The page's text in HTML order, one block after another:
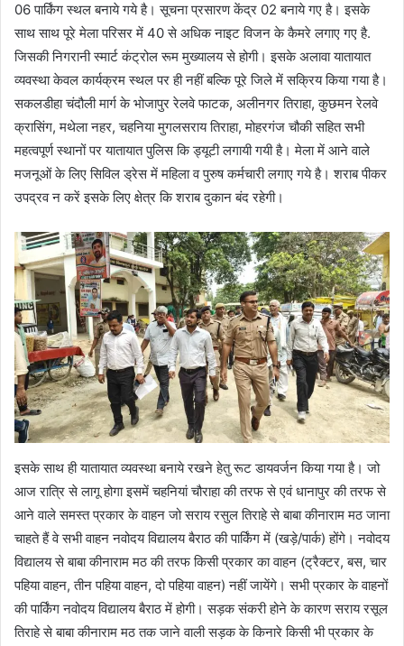
06 पार्किंग स्थल बनाये गये है। सूचना प्रसारण केंद्र 02 बनाये गए है। इसके
साथ साथ पूरे मेला परिसर में 40 से अधिक नाइट विजन के कैमरे लगाए गए है.
जिसकी निगरानी स्मार्ट कंट्रोल रूम मुख्यालय से होगी। इसके अलावा यातायात
व्यवस्था केवल कार्यक्रम स्थल पर ही नहीं बल्कि पूरे जिले में सक्रिय किया गया है।
सकलडीहा चंदौली मार्ग के भोजापुर रेलवे फाटक, अलीनगर तिराहा, कुछमन रेलवे
क्रासिंग, मथेला नहर, चहनिया मुगलसराय तिराहा, मोहरगंज चौकी सहित सभी
महत्वपूर्ण स्थानों पर यातायात पुलिस कि ड्यूटी लगायी गयी है। मेला में आने वाले
मजनूओं के लिए सिविल ड्रेस में महिला व पुरुष कर्मचारी लगाए गये है। शराब पीकर
उपद्रव न करें इसके लिए क्षेत्र कि शराब दुकान बंद रहेगी।
इसके साथ ही यातायात व्यवस्था बनाये रखने हेतु रूट डायवर्जन किया गया है। जो
आज रात्रि से लागू होगा इसमें चहनियां चौराहा की तरफ से एवं धानापुर की तरफ से
आने वाले समस्त प्रकार के वाहन जो सराय रसुल तिराहे से बाबा कीनाराम मठ जाना
चाहते हैं वे सभी वाहन नवोदय विद्यालय बैराठ की पार्किंग में (खड़े/पार्क) होंगे। नवोदय
विद्यालय से बाबा कीनाराम मठ की तरफ किसी प्रकार का वाहन (ट्रैक्टर, बस, चार
पहिया वाहन, तीन पहिया वाहन, दो पहिया वाहन) नहीं जायेंगे। सभी प्रकार के वाहनों
की पार्किंग नवोदय विद्यालय बैराठ में होगी। सड़क संकरी होने के कारण सराय रसूल
तिराहे से बाबा कीनाराम मठ तक जाने वाली सड़क के किनारे किसी भी प्रकार के